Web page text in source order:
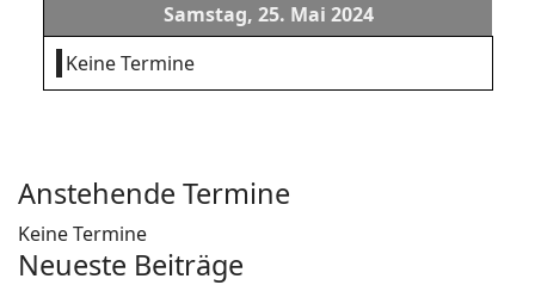
Samstag, 25. Mai 2024
Keine Termine
Anstehende Termine
Keine Termine
Neueste Beiträge